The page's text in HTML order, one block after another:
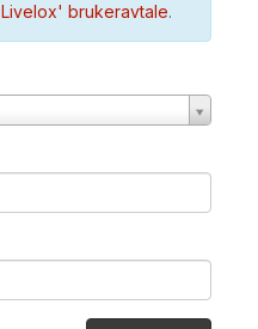
Livelox' brukeravtale.